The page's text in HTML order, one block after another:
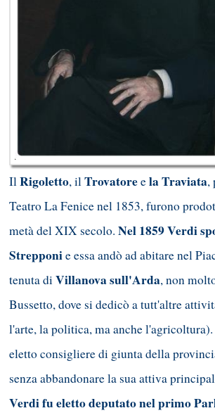
IlRigoletto, ilTrovatoreela Traviata,
Teatro La Fenice nel 1853, furono
metà del XIX secolo. Nel 1859 Verdi
Strepponie essa andò ad abitare nel
tenuta diVillanova sull'Arda, non
Bussetto, dove si dedicò a tutt'altre
l'arte, la politica, ma anche
eletto consigliere di giunta della
senza abbandonare la sua attiva
Verdi fu eletto deputato nel primo